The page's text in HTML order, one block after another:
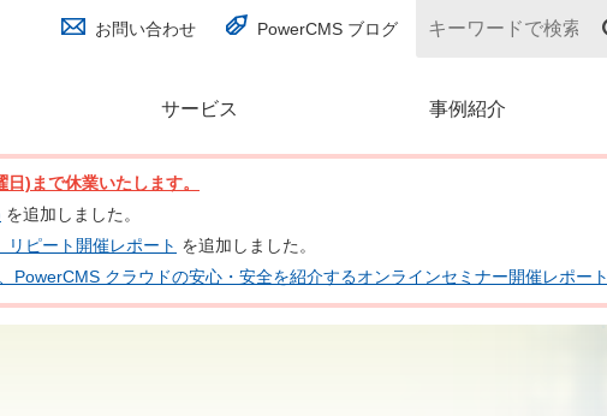
お問い合わせ PowerCMS ブログ
サービス 事例紹介
(別ウィンドウで開く)
)まで休業いたします。
を追加しました。
リピート開催レポート を追加しました。
PowerCMS クラウドの安心・安全を紹介するオンラインセミナー開催レポート